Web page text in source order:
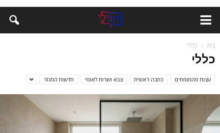
בית כללי
כללי
עצות מהמומחים כתבה ראשית צבא ושרות לאומי חדשות המגזר